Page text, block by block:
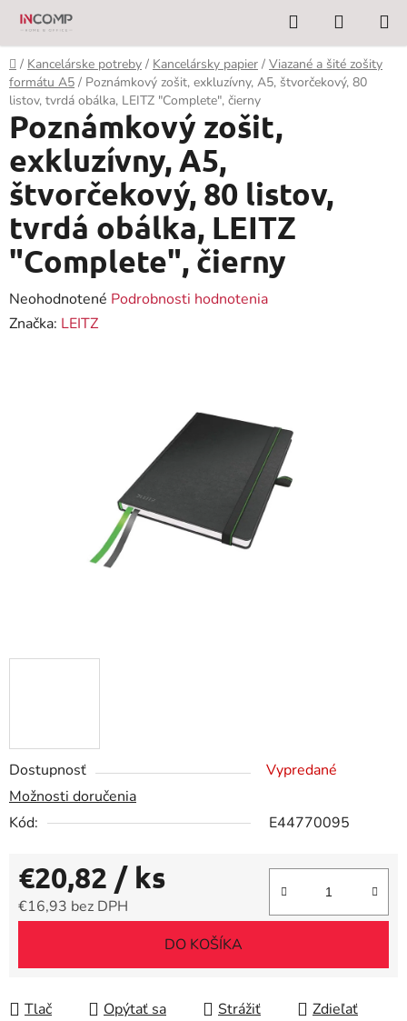
Prejsť
obsah
Hľadať
KOŠÍK
Domov
/ Kancelárske potreby / Kancelársky papier / Viazané a šité zošity
formátu A5 / Poznámkový zošit, exkluzívny, A5, štvorčekový, 80
listov, tvrdá obálka, LEITZ "Complete", čierny
Dostupnosť
Vypredané
Možnosti doručenia
Kód:
E44770095
€20,82 / ks
€16,93 bez DPH
DO KOŠÍKA
Tlač Opýtať sa Strážiť Zdieľať
Poznámkový zošit,
exkluzívny, A5,
štvorčekový, 80 listov,
tvrdá obálka, LEITZ
"Complete", čierny
Priemerné
hodnotenie
Neohodnotené Podrobnosti hodnotenia
Značka: LEITZ